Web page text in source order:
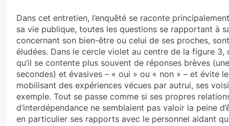
Dans cet entretien, l’enquêté se raconte
sa vie publique, toutes les questions se rapportant à
concernant son bien-être ou celui de ses proches,
éludées. Dans le cercle violet au centre de la figure 3,
qu’il se contente plus souvent de réponses brèves
secondes) et évasives – « oui » ou « non » – et évite
mobilisant des expériences vécues par autrui, ses
exemple. Tout se passe comme si ses propres
d’interdépendance ne semblaient pas valoir la peine
en particulier ses rapports avec le personnel aidant